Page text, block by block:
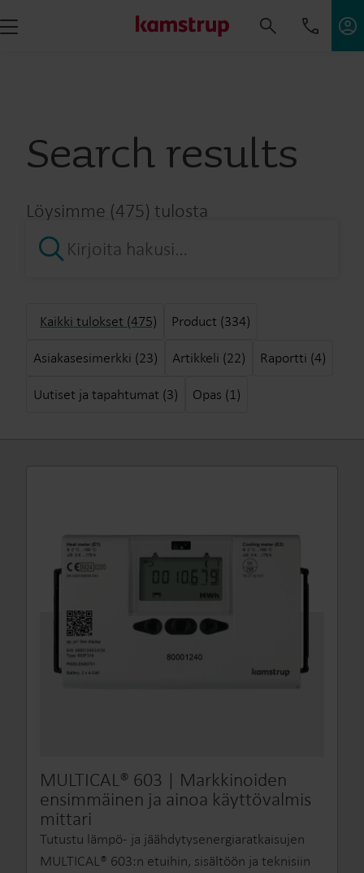
Search results
Löysimme (475) tulosta
Kaikki tulokset (475) Product (334)
Asiakasesimerkki (23) Artikkeli (22) Raportti (4)
Uutiset ja tapahtumat (3) Opas (1)
MULTICAL® 603 | Markkinoiden
ensimmäinen ja ainoa käyttövalmis
mittari
Tutustu lämpö‑ ja jäähdytysenergiaratkaisujen
MULTICAL® 603:n etuihin, sisältöön ja teknisiin